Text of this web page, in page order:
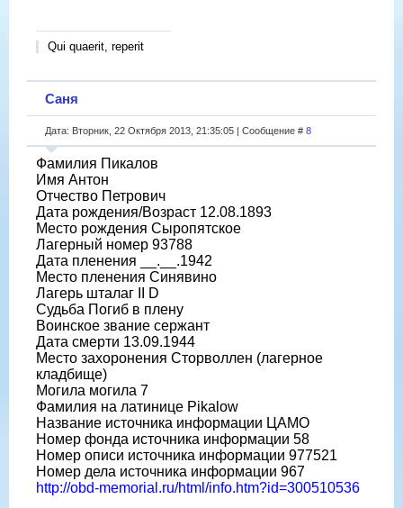
Qui quaerit, reperit
Саня
Дата: Вторник, 22 Октября 2013, 21:35:05 | Сообщение # 8
Фамилия Пикалов
Имя Антон
Отчество Петрович
Дата рождения/Возраст 12.08.1893
Место рождения Сыропятское
Лагерный номер 93788
Дата пленения __.__.1942
Место пленения Синявино
Лагерь шталаг II D
Судьба Погиб в плену
Воинское звание сержант
Дата смерти 13.09.1944
Место захоронения Сторволлен (лагерное
кладбище)
Могила могила 7
Фамилия на латинице Pikalow
Название источника информации ЦАМО
Номер фонда источника информации 58
Номер описи источника информации 977521
Номер дела источника информации 967
http://obd-memorial.ru/html/info.htm?id=300510536